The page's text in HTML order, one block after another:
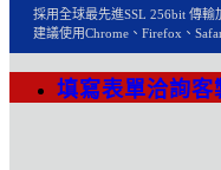
採用全球最先進SSL 256bit 傳輸
建議使用Chrome、Firefox、
填寫表單洽詢客